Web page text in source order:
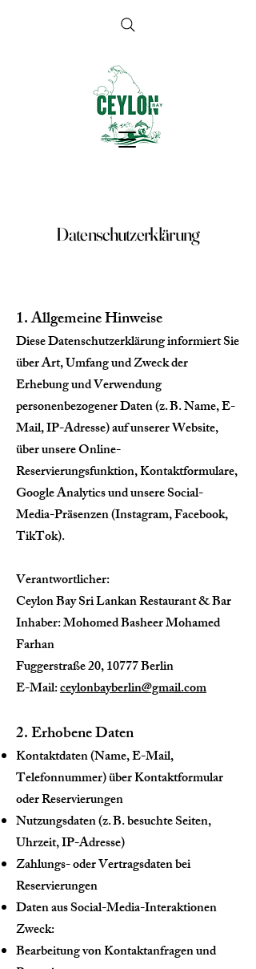
Datenschutzerklärung
1. Allgemeine Hinweise
Diese Datenschutzerklärung informiert Sie
über Art, Umfang und Zweck der
Erhebung und Verwendung
personenbezogener Daten (z. B. Name, E-
Mail, IP-Adresse) auf unserer Website,
über unsere Online-
Reservierungsfunktion, Kontaktformulare,
Google Analytics und unsere Social-
Media-Präsenzen (Instagram, Facebook,
TikTok).
Verantwortlicher:
Ceylon Bay Sri Lankan Restaurant & Bar
Inhaber: Mohomed Basheer Mohamed
Farhan
Fuggerstraße 20, 10777 Berlin
E-Mail:ceylonbayberlin@gmail.com
2. Erhobene Daten
Kontaktdaten (Name, E-Mail,
Telefonnummer) über Kontaktformular
oder Reservierungen
Nutzungsdaten (z. B. besuchte Seiten,
Uhrzeit, IP-Adresse)
Zahlungs- oder Vertragsdaten bei
Reservierungen
Daten aus Social-Media-Interaktionen
Zweck:
Bearbeitung von Kontaktanfragen und